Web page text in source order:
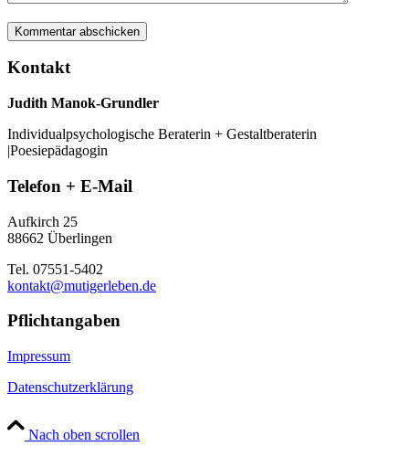
Kontakt
Judith Manok-Grundler
Individualpsychologische Beraterin + Gestaltberaterin
|Poesiepädagogin
Telefon + E-Mail
Aufkirch 25
88662 Überlingen
Tel. 07551-5402
kontakt@mutigerleben.de
Pflichtangaben
Impressum
Datenschutzerklärung
Nach oben scrollen